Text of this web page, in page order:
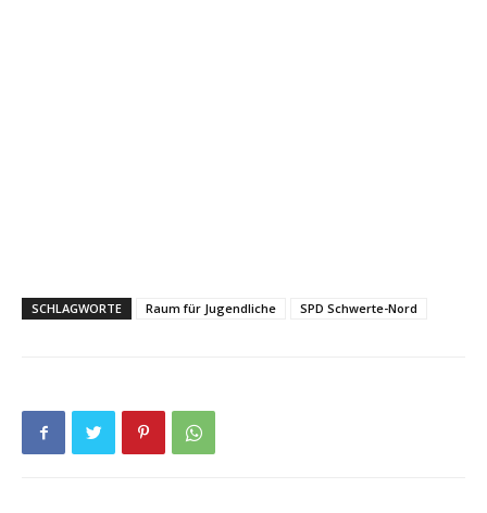
SCHLAGWORTE Raum für Jugendliche SPD Schwerte-Nord